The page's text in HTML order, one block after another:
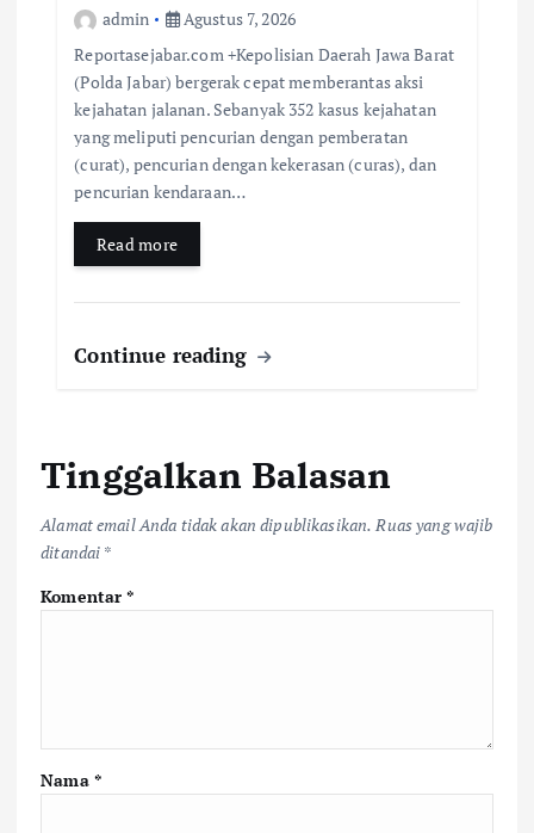
admin
Agustus 7, 2026
Reportasejabar.com +Kepolisian Daerah Jawa Barat
(Polda Jabar) bergerak cepat memberantas aksi
kejahatan jalanan. Sebanyak 352 kasus kejahatan
yang meliputi pencurian dengan pemberatan
(curat), pencurian dengan kekerasan (curas), dan
pencurian kendaraan…
Read more
Continue reading
Tinggalkan Balasan
Alamat email Anda tidak akan dipublikasikan. Ruas yang wajib
ditandai *
Komentar*
Nama *